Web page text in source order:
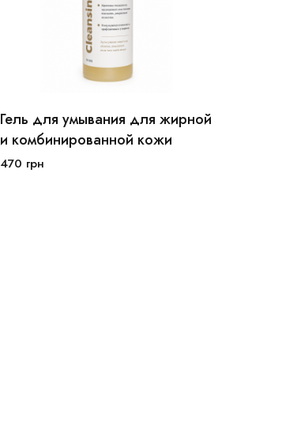
Гель для умывания для жирной
и комбинированной кожи
470 грн